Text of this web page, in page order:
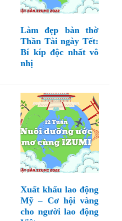
Làm đẹp bàn thờ
Thần Tài ngày Tết:
Bí kíp độc nhất vô
nhị
Xuất khẩu lao động
Mỹ – Cơ hội vàng
cho người lao động